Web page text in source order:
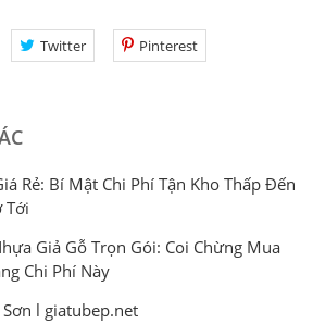
Twitter Pinterest
Rẻ: Bí Mật Chi Phí Tận Kho Thấp Đến
Tới
Giả Gỗ Trọn Gói: Coi Chừng Mua
Chi Phí Này
l giatubep.net